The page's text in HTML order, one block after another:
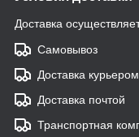
Доставка
Самовывоз
Доставка курьером
Доставка почтой
Транспортная